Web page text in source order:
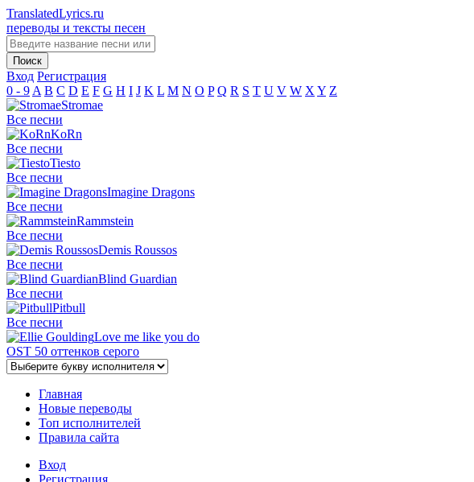
TranslatedLyrics.ru
переводы и тексты песен
Вход Регистрация
0 - 9 A B C D E F G H I J K L M N O P Q R S T U V W X Y Z
Stromae
Все песни
KoRn
Все песни
Tiesto
Все песни
Imagine Dragons
Все песни
Rammstein
Все песни
Demis Roussos
Все песни
Blind Guardian
Все песни
Pitbull
Все песни
Love me like you do
OST 50 оттенков серого
Главная
Новые переводы
Топ исполнителей
Правила сайта
Вход
Регистрация